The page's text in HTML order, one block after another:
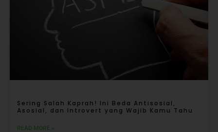
Sering Salah Kaprah! Ini Beda Antisosial,
Asosial, dan Introvert yang Wajib Kamu Tahu
READ MORE »